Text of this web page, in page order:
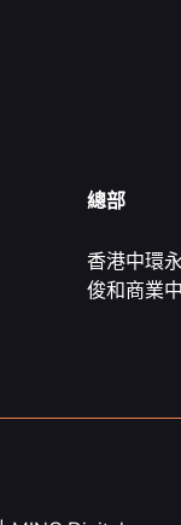
總部
香港中環
俊和商業